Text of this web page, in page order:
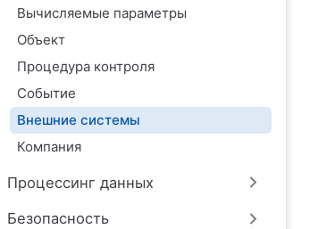
Вычисляемые параметры
Объект
Процедура контроля
Событие
Внешние системы
Компания
Процессинг данных
Безопасность